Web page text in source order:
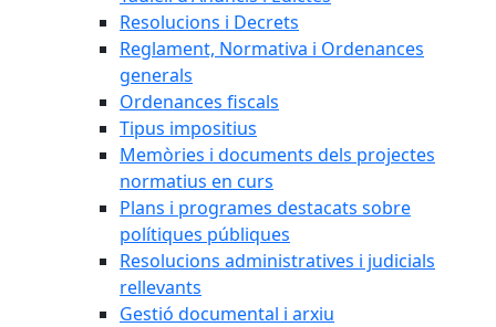
Resolucions i Decrets
Reglament, Normativa i Ordenances
generals
Ordenances fiscals
Tipus impositius
Memòries i documents dels projectes
normatius en curs
Plans i programes destacats sobre
polítiques públiques
Resolucions administratives i judicials
rellevants
Gestió documental i arxiu